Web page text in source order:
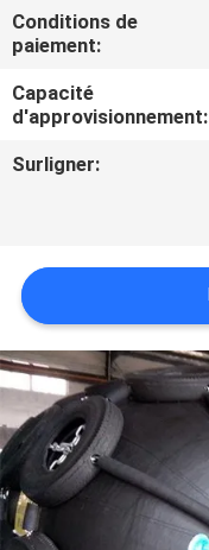
CONTRÔLE
DE
QUALITÉ
NOUS
NOUVELLES
CAS
PLAN
DU
SITE
Conditions de
paiement:
Capacité
d'approvisionnement:
Surligner: